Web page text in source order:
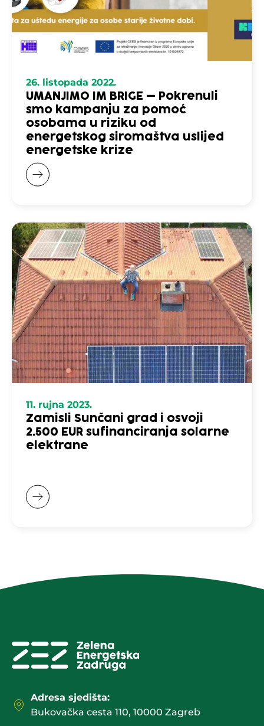
26. listopada 2022.
UMANJIMO IM BRIGE – Pokrenuli
smo kampanju za pomoć
osobama u riziku od
energetskog siromaštva uslijed
energetske krize
11. rujna 2023.
Zamisli Sunčani grad i osvoji
2.500 EUR sufinanciranja solarne
elektrane
Adresa sjedišta:
Bukovačka cesta 110, 10000 Zagreb